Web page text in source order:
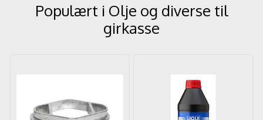
Populært i Olje og diverse til
girkasse